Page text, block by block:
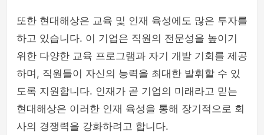
또한 현대해상은 교육 및 인재 육성에도 많은 투자를
하고 있습니다. 이 기업은 직원의 전문성을 높이기
위한 다양한 교육 프로그램과 자기 개발 기회를 제공
하며, 직원들이 자신의 능력을 최대한 발휘할 수 있
도록 지원합니다. 인재가 곧 기업의 미래라고 믿는
현대해상은 이러한 인재 육성을 통해 장기적으로 회
사의 경쟁력을 강화하려고 합니다.